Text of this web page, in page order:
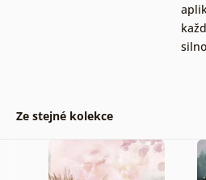
Ze stejné kolekce